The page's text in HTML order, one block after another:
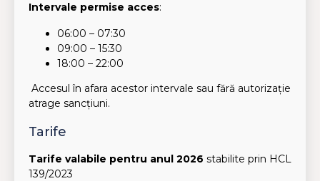
Intervale permise acces:
06:00 – 07:30
09:00 – 15:30
18:00 – 22:00
Accesul în afara acestor intervale sau fără autorizație
atrage sancțiuni.
Tarife
Tarife valabile pentru anul 2026 stabilite prin HCL
139/2023